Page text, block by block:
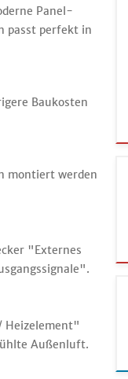
Panel-
passt perfekt in
Baukosten
montiert werden
"Externes
Heizelement"
Außenluft.